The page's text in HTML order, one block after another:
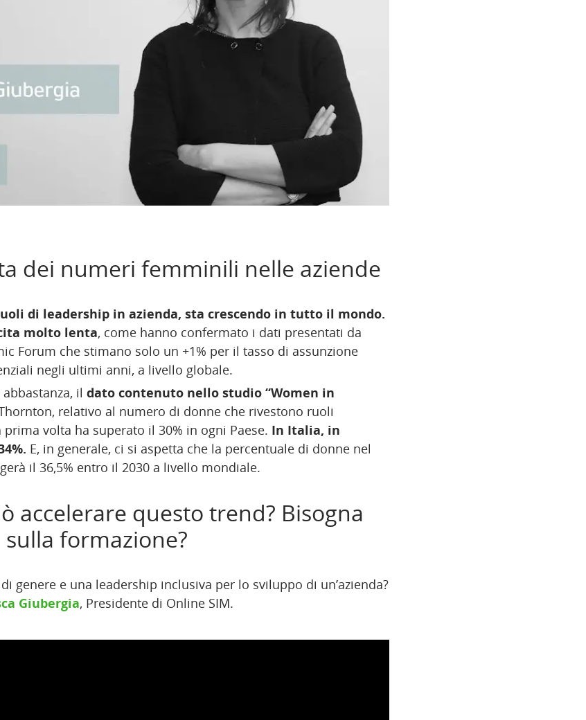
dei numeri femminili nelle aziende
di leadership in azienda, sta crescendo in tutto il mondo.
molto lenta, come hanno confermato i dati presentati da
Forum che stimano solo un +1% per il tasso di assunzione
negli ultimi anni, a livello globale.
il dato contenuto nello studio “Women in
relativo al numero di donne che rivestono ruoli
volta ha superato il 30% in ogni Paese. In Italia, in
E, in generale, ci si aspetta che la percentuale di donne nel
il 36,5% entro il 2030 a livello mondiale.
accelerare questo trend? Bisogna
formazione?
genere e una leadership inclusiva per lo sviluppo di un’azienda?
Giubergia, Presidente di Online SIM.